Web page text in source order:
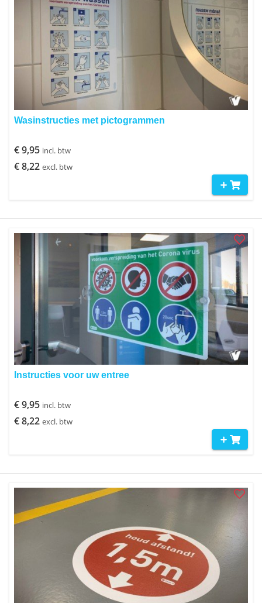
Wasinstructies met pictogrammen
€ 9,95 incl. btw
€ 8,22 excl. btw
Instructies voor uw entree
€ 9,95 incl. btw
€ 8,22 excl. btw